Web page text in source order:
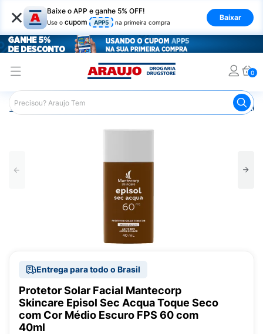
× Baixe o APP e ganhe 5% OFF!
Use o cupom APP5 na primeira compra
Baixar
0
Araujo Dermocosméticos
Entrega para todo o Brasil
Protetor Solar Facial Mantecorp
Skincare Episol Sec Acqua Toque Seco
com Cor Médio Escuro FPS 60 com
40ml